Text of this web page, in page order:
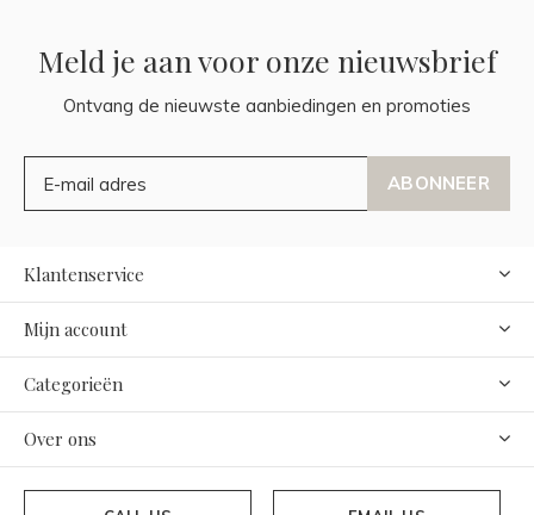
Meld je aan voor onze nieuwsbrief
Ontvang de nieuwste aanbiedingen en promoties
ABONNEER
Klantenservice
Mijn account
Categorieën
Over ons